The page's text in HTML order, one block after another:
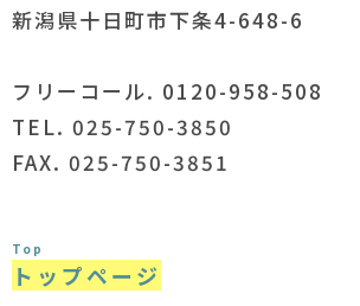
新潟県十日町市下条4-648-6
フリーコール. 0120-958-508
TEL. 025-750-3850
FAX. 025-750-3851
Top
トップページ